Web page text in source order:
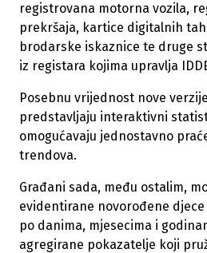
registrovana motorna vozila,
prekršaja, kartice digitalnih
brodarske iskaznice te druge
iz registara kojima upravlja
Posebnu vrijednost nove
predstavljaju interaktivni
omogućavaju jednostavno
trendova.
Građani sada, među ostalim,
evidentirane novorođene
po danima, mjesecima i
agregirane pokazatelje koji